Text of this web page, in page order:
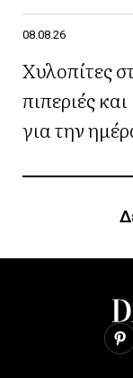
08.08.26
Χυλοπίτες
πιπεριές
για την